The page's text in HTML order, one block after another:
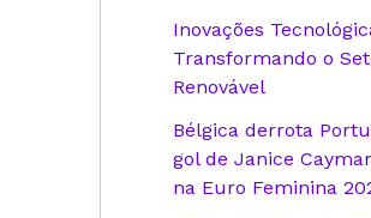
Inovações
Transformando o
Renovável
Bélgica derrota
gol de Janice
na Euro Feminina